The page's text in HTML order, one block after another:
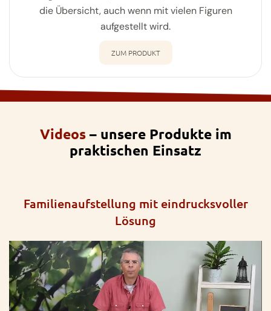
die Übersicht, auch wenn mit vielen Figuren
aufgestellt wird.
ZUM PRODUKT
Videos– unsere Produkte im
praktischen Einsatz
Familienaufstellung mit eindrucksvoller
Lösung